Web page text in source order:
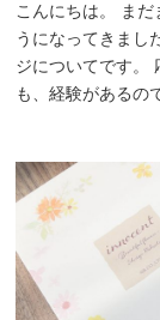
こんにちは。 ま
うになってきまし
ジについてです。
も、経験があるの